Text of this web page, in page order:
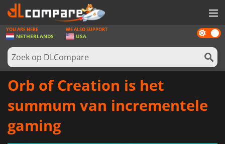
SPELLEN
GAME CARDS
SOFTWARE
LOG IN OF REGISTREER
Dark
mode
YOU ARE HERE
NETHERLANDS
WE ALSO SUPPORT
USA
Orb of Creation is het
summum van incrementele
gaming